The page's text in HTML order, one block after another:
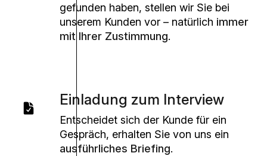
gefunden haben, stellen wir Sie bei
unserem Kunden vor – natürlich immer
mit Ihrer Zustimmung.
Einladung zum Interview
Entscheidet sich der Kunde für ein
Gespräch, erhalten Sie von uns ein
ausführliches Briefing.